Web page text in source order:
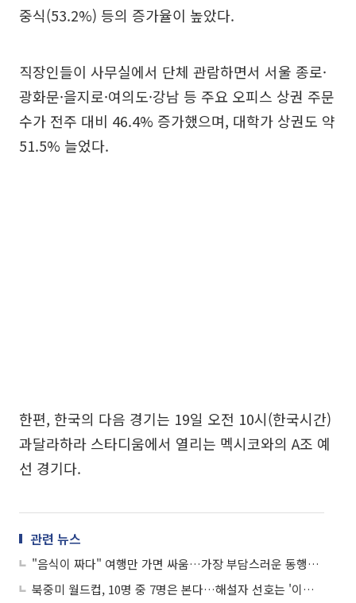
중식(53.2%) 등의 증가율이 높았다.
직장인들이 사무실에서 단체 관람하면서 서울 종로·
광화문·을지로·여의도·강남 등 주요 오피스 상권 주문
수가 전주 대비 46.4% 증가했으며, 대학가 상권도 약
51.5% 늘었다.
한편, 한국의 다음 경기는 19일 오전 10시(한국시간)
과달라하라 스타디움에서 열리는 멕시코와의 A조 예
선 경기다.
관련 뉴스
"음식이 짜다" 여행만 가면 싸움…가장 부담스러운 동행인은 '부모님'
북중미 월드컵, 10명 중 7명은 본다…해설자 선호는 '이영표'